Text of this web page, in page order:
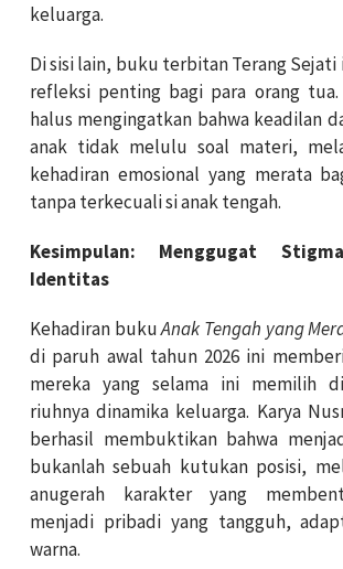
keluarga.
Di sisi lain, buku terbitan Terang Sejati
refleksi penting bagi para orang tua.
halus mengingatkan bahwa keadilan
anak tidak melulu soal materi,
kehadiran emosional yang merata
tanpa terkecuali si anak tengah.
Kesimpulan: Menggugat
Identitas
Kehadiran bukuAnak Tengah yang
di paruh awal tahun 2026 ini
mereka yang selama ini memilih
riuhnya dinamika keluarga. Karya
berhasil membuktikan bahwa
bukanlah sebuah kutukan posisi,
anugerah karakter yang
menjadi pribadi yang tangguh,
warna.